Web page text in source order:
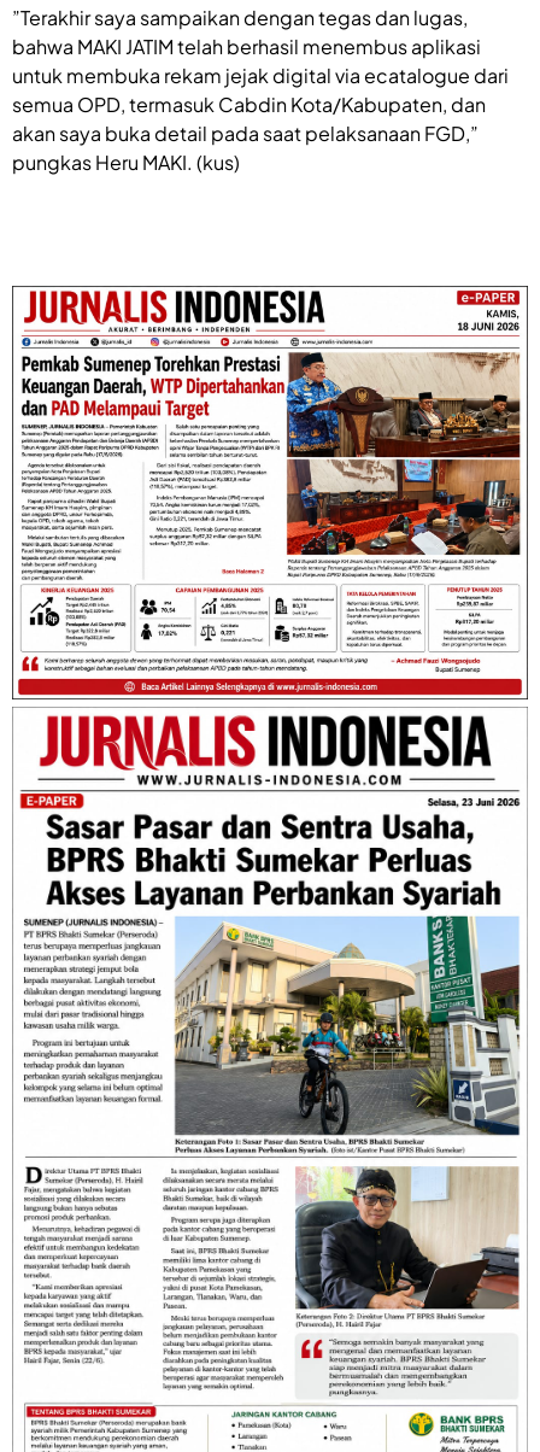
”Terakhir saya sampaikan dengan tegas dan lugas,
bahwa MAKI JATIM telah berhasil menembus aplikasi
untuk membuka rekam jejak digital via ecatalogue dari
semua OPD, termasuk Cabdin Kota/Kabupaten, dan
akan saya buka detail pada saat pelaksanaan FGD,”
pungkas Heru MAKI. (kus)